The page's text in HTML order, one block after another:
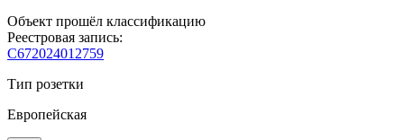
Объект прошёл классификацию
Реестровая запись:
С672024012759
Тип розетки
Европейская